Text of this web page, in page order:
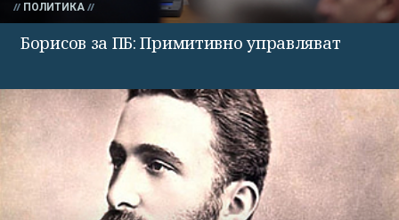
ПОЛИТИКА
Борисов за ПБ: Примитивно управляват